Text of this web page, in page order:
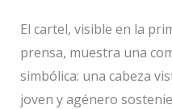
El cartel, visible en la
prensa, muestra una
simbólica: una cabeza
joven y agénero